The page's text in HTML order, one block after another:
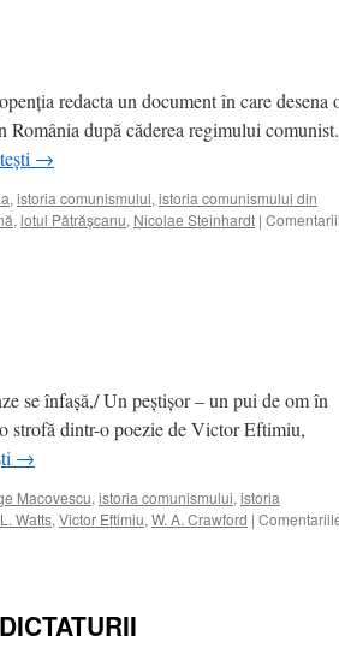
redacta un document în care desena
România după căderea regimului comunist.
→
, istoria comunismului, istoria comunismului din
, lotul Pătrăşcanu, Nicolae Steinhardt |
se înfaşă,/ Un peştişor – un pui de om în
strofă dintr-o poezie de Victor Eftimiu,
→
Macovescu, istoria comunismului, istoria
Watts, Victor Eftimiu, W. A. Crawford |